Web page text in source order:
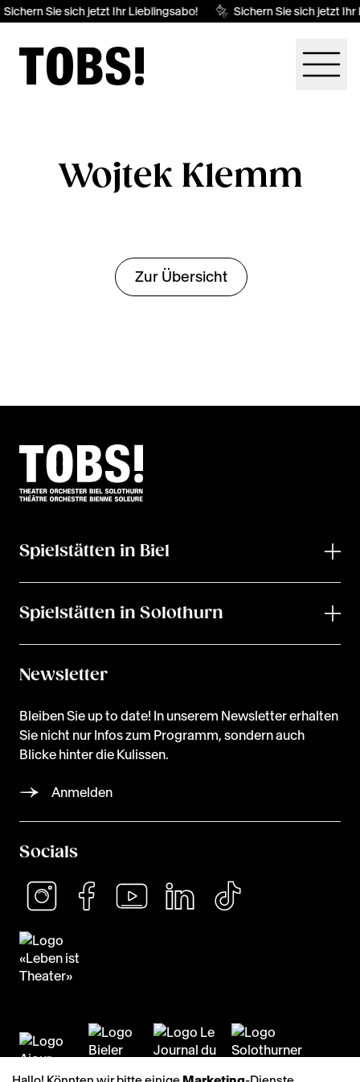
Sichern Sie sich jetzt Ihr Lieblingsabo! Sichern Sie sich jetzt Ihr
Wojtek Klemm
Zur Übersicht
Spielstätten in Biel
Spielstätten in Solothurn
Newsletter
Bleiben Sie up to date! In unserem Newsletter erhalten
Sie nicht nur Infos zum Programm, sondern auch
Blicke hinter die Kulissen.
Anmelden
Socials